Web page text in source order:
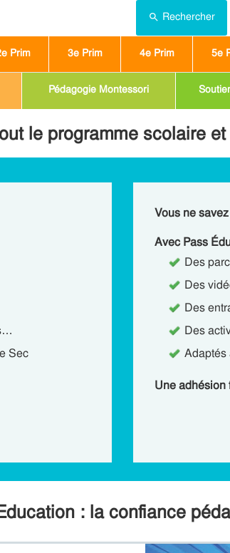
Rechercher
Prim 3e Prim 4e Prim 5e
Pédagogie Montessori
le programme scolaire
Sec
Vous ne
Avec Pass
Des
Des
Des
Des
Adaptés
Une adhésion
: la confiance